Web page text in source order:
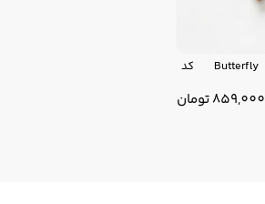
روسری زنانه باترفلای Butterfly کد
859,000تومان